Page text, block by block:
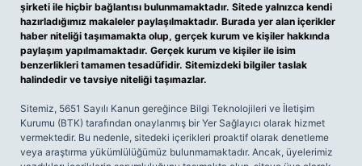
şirketi ile hiçbir bağlantısı bulunmamaktadır. Sitede yalnızca kendi
hazırladığımız makaleler paylaşılmaktadır. Burada yer alan içerikler
haber niteliği taşımamakta olup, gerçek kurum ve kişiler hakkında
paylaşım yapılmamaktadır. Gerçek kurum ve kişiler ile isim
benzerlikleri tamamen tesadüfidir. Sitemizdeki bilgiler taslak
halindedir ve tavsiye niteliği taşımazlar.
Sitemiz, 5651 Sayılı Kanun gereğince Bilgi Teknolojileri ve İletişim
Kurumu (BTK) tarafından onaylanmış bir Yer Sağlayıcı olarak hizmet
vermektedir. Bu nedenle, sitedeki içerikleri proaktif olarak denetleme
veya araştırma yükümlülüğümüz bulunmamaktadır. Ancak, üyelerimiz